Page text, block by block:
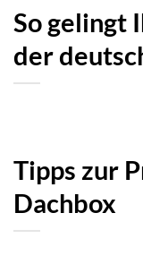
So gelingt
der
Tipps zur
Dachbox